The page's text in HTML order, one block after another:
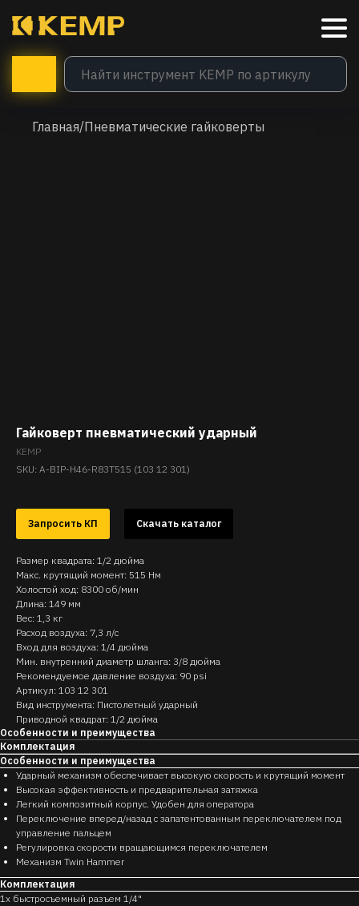
Главная/Пневматические гайковерты
Гайковерт пневматический ударный
KEMP
SKU: A-BIP-H46-R83T515 (103 12 301)
Запросить КП Скачать каталог
Размер квадрата: 1/2 дюйма
Макс. крутящий момент: 515 Нм
Холостой ход: 8300 об/мин
Длина: 149 мм
Вес: 1,3 кг
Расход воздуха: 7,3 л/с
Вход для воздуха: 1/4 дюйма
Мин. внутренний диаметр шланга: 3/8 дюйма
Рекомендуемое давление воздуха: 90 psi
Артикул: 103 12 301
Вид инструмента: Пистолетный ударный
Приводной квадрат: 1/2 дюйма
Особенности и преимущества
Комплектация
Особенности и преимущества
Ударный механизм обеспечивает высокую скорость и крутящий момент
Высокая эффективность и предварительная затяжка
Легкий композитный корпус. Удобен для оператора
Переключение вперед/назад с запатентованным переключателем под
управление пальцем
Регулировка скорости вращающимся переключателем
Механизм Twin Hammer
Комплектация
1x быстросъемный разъем 1/4"